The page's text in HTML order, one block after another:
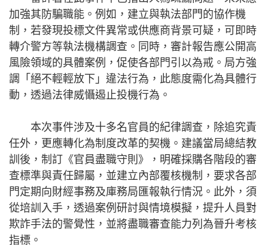
加強其防騙職能。例如，建立與執法部門的協作機
制，若發現投標文件異常或供應商背景可疑，可即時
轉介警方等執法機構調查。同時，審計報告應公開高
風險領域的具體案例，促使各部門引以為戒。局方強
調「絕不輕輕放下」違法行為，此態度需化為具體行
動，透過法律威懾遏止投機行為。
本次事件涉及十多名官員的紀律調查，除追究責
任外，更應轉化為制度改革的契機。建議當局總結教
訓後，制訂《官員盡職守則》，明確採購各階段的審
查標準與責任歸屬，並建立內部覆核機制，要求各部
門定期向財經事務及庫務局匯報執行情況。此外，須
從培訓入手，透過案例研討與情境模擬，提升人員對
欺詐手法的警覺性，並將盡職審查能力列為晉升考核
指標。